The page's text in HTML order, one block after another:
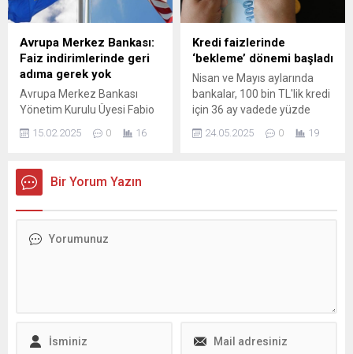
Avrupa Merkez Bankası:
Faiz indirimlerinde geri
adıma gerek yok
Avrupa Merkez Bankası
Yönetim Kurulu Üyesi Fabio
Panetta, ABD tarifelerinin
AB üzerinde çok az etkisi
15.02.2025 0 16
Kredi faizlerinde
‘bekleme’ dönemi başladı
Nisan ve Mayıs aylarında
bankalar, 100 bin TL'lik kredi
için 36 ay vadede yüzde
3,39'a kadar çıkan faiz
oranları uygulamaya
24.05.2025 0 19
Bir Yorum Yazın